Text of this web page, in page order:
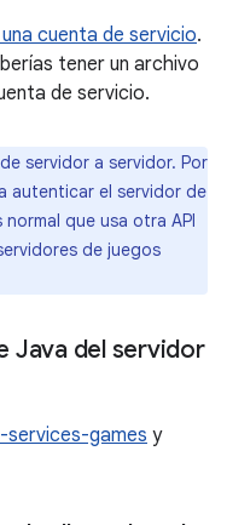
cuenta de servicio.
tener un archivo
de servicio.
servidor a servidor. Por
autenticar el servidor de
que usa otra API
de juegos
Java del servidor
games y